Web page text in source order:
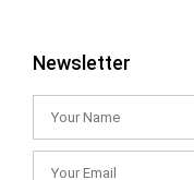
Newsletter